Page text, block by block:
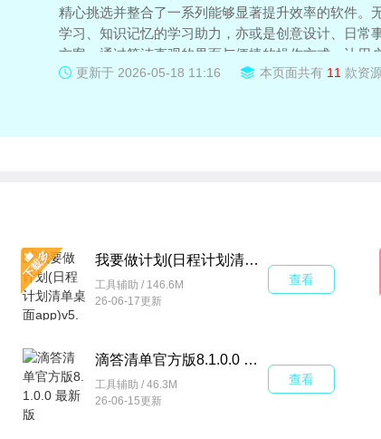
精心挑选并整合了一系列能够显著提升效率的软件
学习、知识记忆的学习助力，亦或是创意设计、日
方案。通过简洁直观的界面与便捷的操作方式，让
率提升诉求，助力用户在各个领域更加出色地完成任
更新于 2026-05-18 11:16 本页面共有 11 款资
我要做计划(日程计划清单桌面app)v5.7.2
工具辅助 / 146.6M
26-06-17更新
查看
滴答清单官方版8.1.0.0 最新版
工具辅助 / 46.3M
26-06-15更新
查看